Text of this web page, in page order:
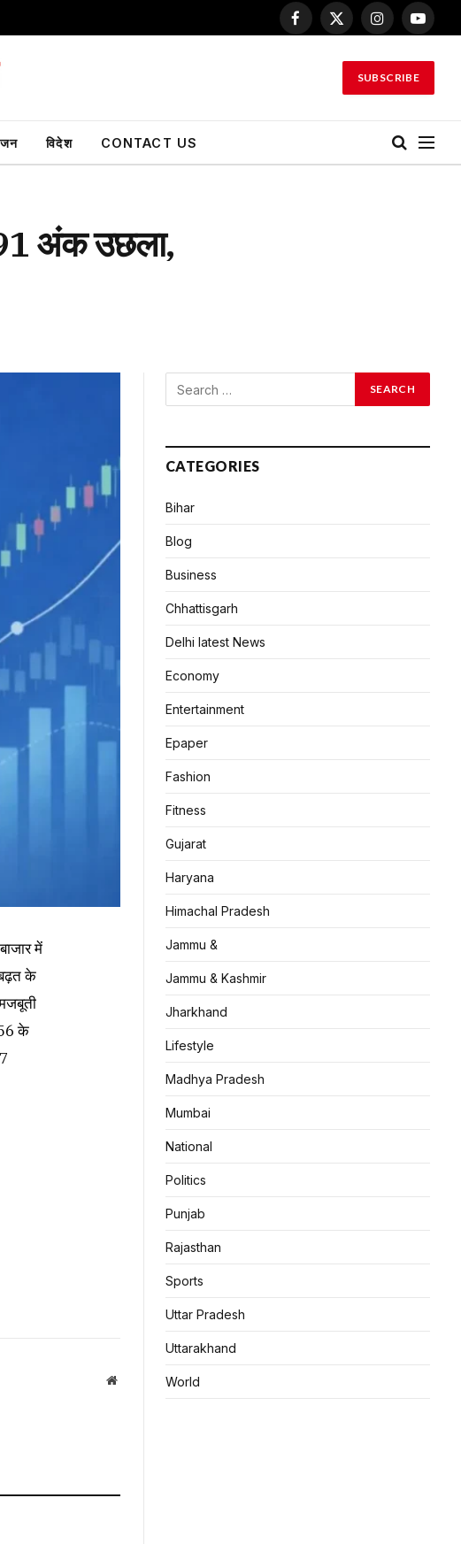
Facebook
X
Instagram
SUBSCRIBE
विदेश CONTACT US
अंक उछला,
में
के
के
Website
CATEGORIES
Bihar
Blog
Business
Chhattisgarh
Delhi latest News
Economy
Entertainment
Epaper
Fashion
Fitness
Gujarat
Haryana
Himachal Pradesh
Jammu &
Jammu & Kashmir
Jharkhand
Lifestyle
Madhya Pradesh
Mumbai
National
Politics
Punjab
Rajasthan
Sports
Uttar Pradesh
Uttarakhand
World